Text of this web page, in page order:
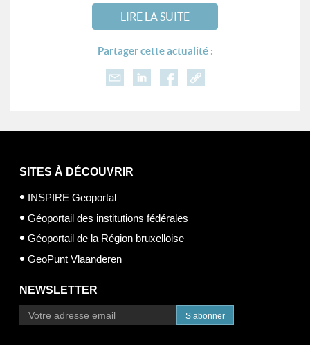
LIRE LA SUITE
Partager cette actualité :
SITES À DÉCOUVRIR
INSPIRE Geoportal
Géoportail des institutions fédérales
Géoportail de la Région bruxelloise
GeoPunt Vlaanderen
NEWSLETTER
S’abonner